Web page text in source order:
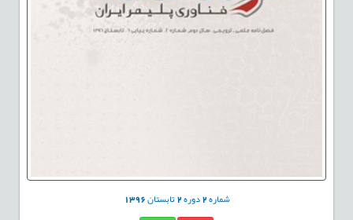
شماره2دوره2تابستان1396